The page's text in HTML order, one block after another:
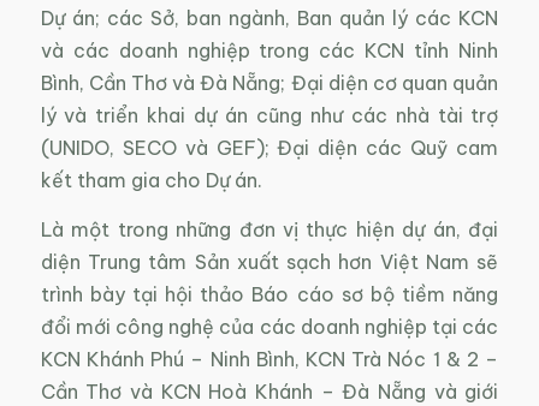
Dự án; các Sở, ban ngành, Ban quản lý các KCN
và các doanh nghiệp trong các KCN tỉnh Ninh
Bình, Cần Thơ và Đà Nẵng; Đại diện cơ quan quản
lý và triển khai dự án cũng như các nhà tài trợ
(UNIDO, SECO và GEF); Đại diện các Quỹ cam
kết tham gia cho Dự án.
Là một trong những đơn vị thực hiện dự án, đại
diện Trung tâm Sản xuất sạch hơn Việt Nam sẽ
trình bày tại hội thảo Báo cáo sơ bộ tiềm năng
đổi mới công nghệ của các doanh nghiệp tại các
KCN Khánh Phú – Ninh Bình, KCN Trà Nóc 1 & 2 –
Cần Thơ và KCN Hoà Khánh – Đà Nẵng và giới